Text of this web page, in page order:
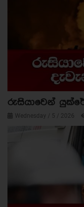
රුසියාවෙන්
Wednesday / 5 / 2026